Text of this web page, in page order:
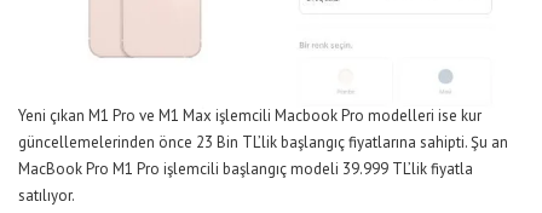
Yeni çıkan M1 Pro ve M1 Max işlemcili Macbook Pro modelleri ise kur
güncellemelerinden önce 23 Bin TL’lik başlangıç fiyatlarına sahipti. Şu an
MacBook Pro M1 Pro işlemcili başlangıç modeli 39.999 TL’lik fiyatla
satılıyor.